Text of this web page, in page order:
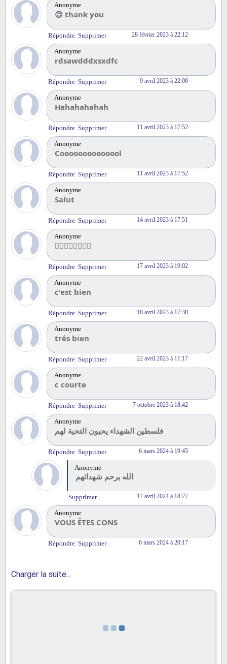
Anonyme
28 février 2023 à 22:12
😊 thank you
Répondre Supprimer
Anonyme
9 avril 2023 à 22:00
rdsawdddxsxdfc
Répondre Supprimer
Anonyme
11 avril 2023 à 17:52
Hahahahahah
Répondre Supprimer
Anonyme
11 avril 2023 à 17:52
Coooooooooooool
Répondre Supprimer
Anonyme
14 avril 2023 à 17:51
Salut
Répondre Supprimer
Anonyme
17 avril 2023 à 19:02
🧜‍♂️🧜‍♂️🧜‍♂️🧜‍♂️
Répondre Supprimer
Anonyme
18 avril 2023 à 17:30
c'est bien
Répondre Supprimer
Anonyme
22 avril 2023 à 11:17
trés bien
Répondre Supprimer
Anonyme
7 octobre 2023 à 18:42
c courte
Répondre Supprimer
Anonyme
6 mars 2024 à 19:45
فلسطين الشهداء يحيون التحية لهم
Répondre Supprimer
Anonyme
17 avril 2024 à 18:27
الله يرحم شهدائهم
Supprimer
Anonyme
6 mars 2024 à 20:17
VOUS ÊTES CONS
Répondre Supprimer
Charger la suite...